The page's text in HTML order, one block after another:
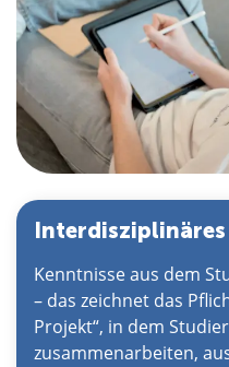
Kenntnisse aus dem
– das zeichnet das
Projekt“, in dem
zusammenarbeiten,